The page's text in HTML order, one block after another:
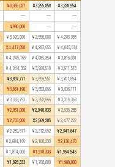
¥3,365,027 ¥3,255,858
¥3,228,954
— —
—
¥990,000 —
—
¥3,920,000 ¥2,550,000
¥4,203,333
¥4,417,058 ¥4,283,655
¥4,045,514
¥4,249,166 ¥4,089,354
¥3,816,301
¥4,044,352 ¥3,908,518
¥3,911,518
¥3,897,777 ¥3,896,551
¥3,707,894
¥3,861,190 ¥3,653,666
¥3,636,111
¥3,333,793 ¥3,352,666
¥3,319,393
¥2,951,000 ¥2,940,833
¥2,939,285
¥2,703,000 ¥2,569,285
¥2,477,222
¥2,289,677 ¥2,312,692
¥2,347,647
¥2,084,166 ¥2,108,333
¥2,136,470
¥1,814,000 ¥1,978,333
¥1,954,545
¥1,828,333 ¥1,768,000
¥1,980,000